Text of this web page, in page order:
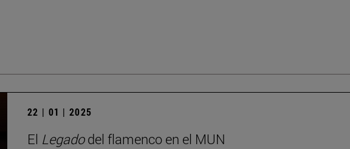
22 | 01 | 2025
El Legadodel flamenco en el MUN